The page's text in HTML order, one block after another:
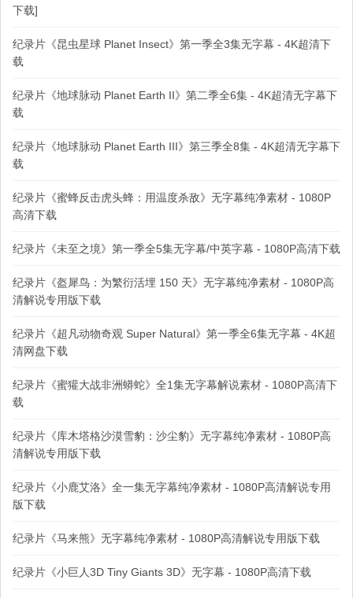
下载]
纪录片《昆虫星球 Planet Insect》第一季全3集无字幕 - 4K超清下
载
纪录片《地球脉动 Planet Earth II》第二季全6集 - 4K超清无字幕下
载
纪录片《地球脉动 Planet Earth III》第三季全8集 - 4K超清无字幕下
载
纪录片《蜜蜂反击虎头蜂：用温度杀敌》无字幕纯净素材 - 1080P
高清下载
纪录片《未至之境》第一季全5集无字幕/中英字幕 - 1080P高清下载
纪录片《盔犀鸟：为繁衍活埋 150 天》无字幕纯净素材 - 1080P高
清解说专用版下载
纪录片《超凡动物奇观 Super Natural》第一季全6集无字幕 - 4K超
清网盘下载
纪录片《蜜獾大战非洲蟒蛇》全1集无字幕解说素材 - 1080P高清下
载
纪录片《库木塔格沙漠雪豹：沙尘豹》无字幕纯净素材 - 1080P高
清解说专用版下载
纪录片《小鹿艾洛》全一集无字幕纯净素材 - 1080P高清解说专用
版下载
纪录片《马来熊》无字幕纯净素材 - 1080P高清解说专用版下载
纪录片《小巨人3D Tiny Giants 3D》无字幕 - 1080P高清下载